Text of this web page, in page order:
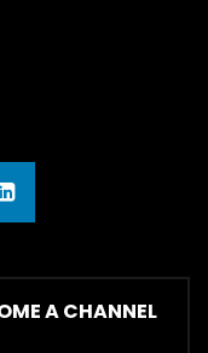
A CHANNEL